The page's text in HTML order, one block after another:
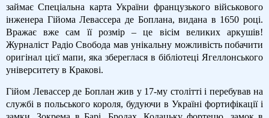
займає Спеціальна карта України французького військового
інженера Гійома Левассера де Боплана, видана в 1650 році.
Вражає вже сам її розмір – це вісім великих аркушів!
Журналіст Радіо Свобода мав унікальну можливість побачити
оригінал цієї мапи, яка збереглася в бібліотеці Ягеллонського
університету в Кракові.
Гійом Левассер де Боплан жив у 17-му столітті і перебував на
службі в польського короля, будуючи в Україні фортифікації і